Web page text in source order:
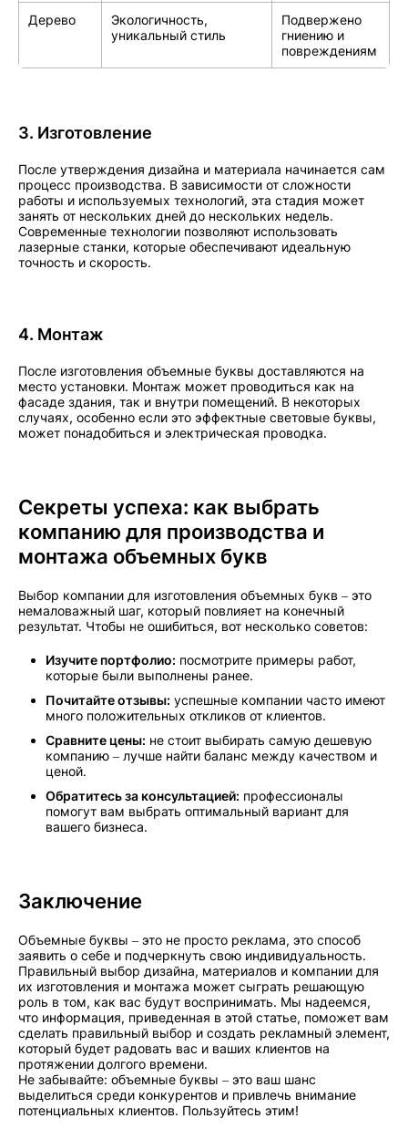
Дерево
Экологичность,
уникальный стиль
Подвержено
гниению и
повреждениям
3. Изготовление
После утверждения дизайна и материала начинается сам
процесс производства. В зависимости от сложности
работы и используемых технологий, эта стадия может
занять от нескольких дней до нескольких недель.
Современные технологии позволяют использовать
лазерные станки, которые обеспечивают идеальную
точность и скорость.
4. Монтаж
После изготовления объемные буквы доставляются на
место установки. Монтаж может проводиться как на
фасаде здания, так и внутри помещений. В некоторых
случаях, особенно если это эффектные световые буквы,
может понадобиться и электрическая проводка.
Секреты успеха: как выбрать
компанию для производства и
монтажа объемных букв
Выбор компании для изготовления объемных букв – это
немаловажный шаг, который повлияет на конечный
результат. Чтобы не ошибиться, вот несколько советов:
Изучите портфолио: посмотрите примеры работ,
которые были выполнены ранее.
Почитайте отзывы: успешные компании часто имеют
много положительных откликов от клиентов.
Сравните цены: не стоит выбирать самую дешевую
компанию – лучше найти баланс между качеством и
ценой.
Обратитесь за консультацией: профессионалы
помогут вам выбрать оптимальный вариант для
вашего бизнеса.
Заключение
Объемные буквы – это не просто реклама, это способ
заявить о себе и подчеркнуть свою индивидуальность.
Правильный выбор дизайна, материалов и компании для
их изготовления и монтажа может сыграть решающую
роль в том, как вас будут воспринимать. Мы надеемся,
что информация, приведенная в этой статье, поможет вам
сделать правильный выбор и создать рекламный элемент,
который будет радовать вас и ваших клиентов на
протяжении долгого времени.
Не забывайте: объемные буквы – это ваш шанс
выделиться среди конкурентов и привлечь внимание
потенциальных клиентов. Пользуйтесь этим!